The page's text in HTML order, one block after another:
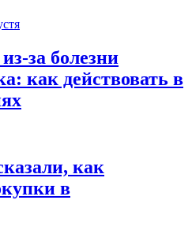
за болезни
как действовать в
как
в